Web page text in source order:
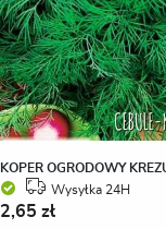
KOPER OGRODOWY
Wysyłka 24H
2,65 zł